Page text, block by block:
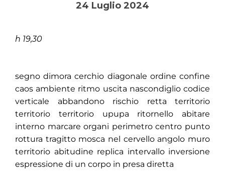
24 Luglio 2024
h 19,30
segno dimora cerchio diagonale ordine confine
caos ambiente ritmo uscita nascondiglio codice
verticale abbandono rischio retta territorio
territorio territorio upupa ritornello abitare
interno marcare organi perimetro centro punto
rottura tragitto mosca nel cervello angolo muro
territorio abitudine replica intervallo inversione
espressione di un corpo in presa diretta